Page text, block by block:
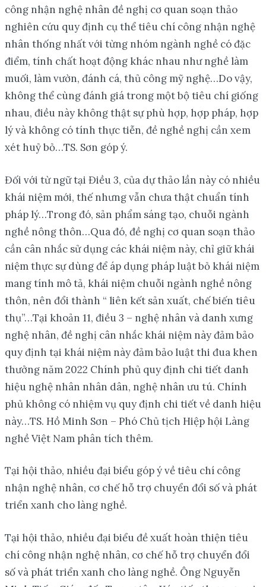
công nhận nghệ nhân đề nghị cơ quan soạn thảo
nghiên cứu quy định cụ thể tiêu chí công nhận nghệ
nhân thống nhất với từng nhóm ngành nghề có đặc
điểm, tính chất hoạt động khác nhau như nghề làm
muối, làm vườn, đánh cá, thủ công mỹ nghệ…Do vậy,
không thể cùng đánh giá trong một bộ tiêu chí giống
nhau, điều này không thật sự phù hợp, hợp pháp, hợp
lý và không có tính thực tiễn, đề nghề nghị cần xem
xét huỷ bỏ…TS. Sơn góp ý.
Đối với từ ngữ tại Điều 3, của dự thảo lần này có nhiều
khái niệm mới, thế nhưng vẫn chưa thật chuẩn tính
pháp lý…Trong đó, sản phẩm sáng tạo, chuỗi ngành
nghề nông thôn…Qua đó, đề nghị cơ quan soạn thảo
cần cân nhắc sử dụng các khái niệm này, chỉ giữ khái
niệm thực sự dùng để áp dụng pháp luật bỏ khái niệm
mang tính mô tả, khái niệm chuỗi ngành nghề nông
thôn, nên đổi thành “ liên kết sản xuất, chế biến tiêu
thụ”…Tại khoản 11, điều 3 – nghệ nhân và danh xưng
nghệ nhân, đề nghị cân nhắc khái niệm này đảm bảo
quy định tại khái niệm này đảm bảo luật thi đua khen
thưởng năm 2022 Chính phủ quy định chi tiết danh
hiệu nghệ nhân nhân dân, nghệ nhân ưu tú. Chính
phủ không có nhiệm vụ quy định chi tiết về danh hiệu
này…TS. Hồ Minh Sơn – Phó Chủ tịch Hiệp hội Làng
nghề Việt Nam phân tích thêm.
Tại hội thảo, nhiều đại biểu góp ý về tiêu chí công
nhận nghệ nhân, cơ chế hỗ trợ chuyển đổi số và phát
triển xanh cho làng nghề.
Tại hội thảo, nhiều đại biểu đề xuất hoàn thiện tiêu
chí công nhận nghệ nhân, cơ chế hỗ trợ chuyển đổi
số và phát triển xanh cho làng nghề. Ông Nguyễn